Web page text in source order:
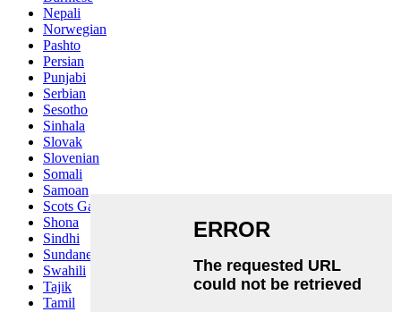
Nepali
Norwegian
Pashto
Persian
Punjabi
Serbian
Sesotho
Sinhala
Slovak
Slovenian
Somali
Samoan
Scots Gaelic
Shona
Sindhi
Sundanese
Swahili
Tajik
Tamil